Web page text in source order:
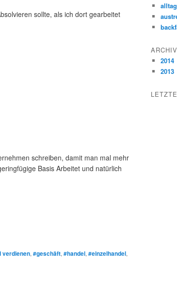
sollte, als ich dort gearbeitet
schreiben, damit man mal mehr
Basis Arbeitet und natürlich
verdienen, #geschäft, #handel, #einzelhandel,
alltag
2014
2013